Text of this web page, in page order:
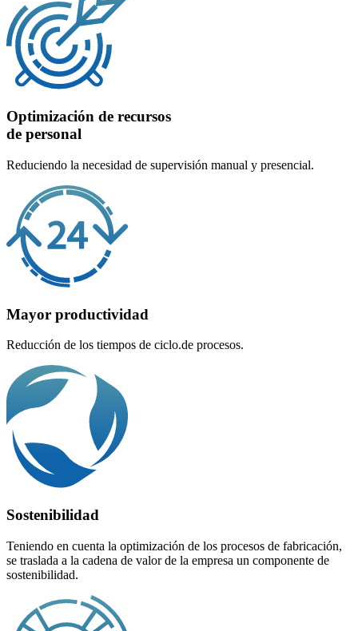
Optimización de recursos
de personal
Reduciendo la necesidad de supervisión manual y presencial.
Mayor productividad
Reducción de los tiempos de ciclo.de procesos.
Sostenibilidad
Teniendo en cuenta la optimización de los procesos de fabricación,
se traslada a la cadena de valor de la empresa un componente de
sostenibilidad.